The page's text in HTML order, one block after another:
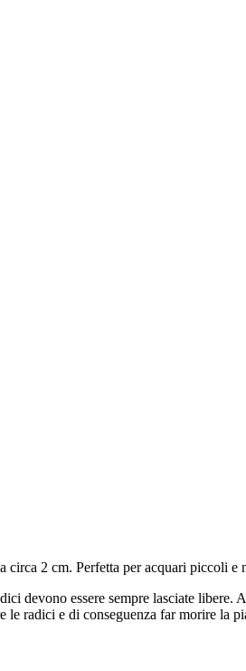
2 cm. Perfetta per acquari piccoli e
devono essere sempre lasciate
radici e di conseguenza far morire la